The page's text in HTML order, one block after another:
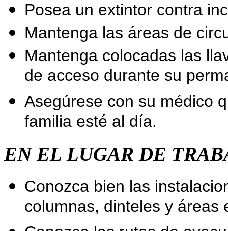
Posea un extintor contra
Mantenga las áreas de
Mantenga colocadas las
de acceso durante su
Asegúrese con su médico
familia esté al día.
EN EL LUGAR DE
Conozca bien las
columnas, dinteles y áreas